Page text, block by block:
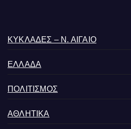
ΚΥΚΛΑΔΕΣ – Ν. ΑΙΓΑΙΟ
ΕΛΛΑΔΑ
ΠΟΛΙΤΙΣΜΟΣ
ΑΘΛΗΤΙΚΑ